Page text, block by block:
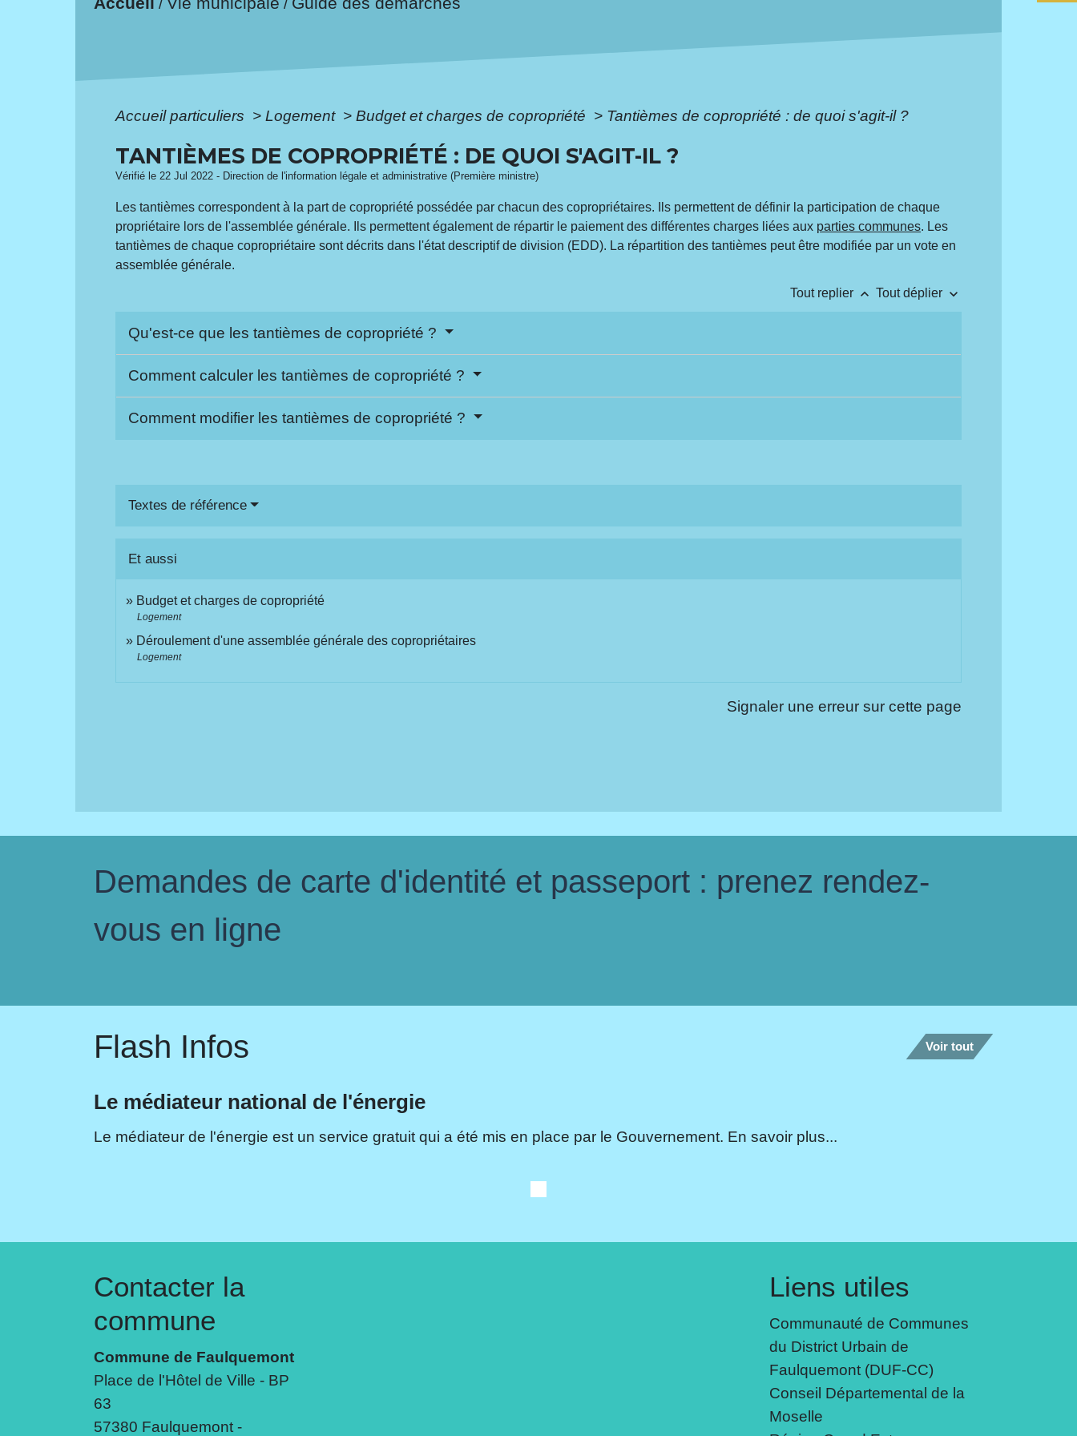
/ /
Accueil particuliers > Logement > Budget et charges de copropriété > Tantièmes de copropriété : de quoi s'agit-il ?
TANTIÈMES DE COPROPRIÉTÉ : DE QUOI S'AGIT-IL ?
Vérifié le 22 Jul 2022 - Direction de l'information légale et administrative (Première ministre)
Les tantièmes correspondent à la part de copropriété possédée par chacun des copropriétaires. Ils permettent de définir la participation de chaque
propriétaire lors de l'assemblée générale. Ils permettent également de répartir le paiement des différentes charges liées aux parties communes. Les
tantièmes de chaque copropriétaire sont décrits dans l'état descriptif de division (EDD). La répartition des tantièmes peut être modifiée par un vote en
assemblée générale.
Tout replier keyboard_arrow_up Tout déplier keyboard_arrow_down
Qu'est-ce que les tantièmes de copropriété ?
Comment calculer les tantièmes de copropriété ?
Comment modifier les tantièmes de copropriété ?
Textes de référence
Et aussi
Budget et charges de copropriété
Logement
Déroulement d'une assemblée générale des copropriétaires
Logement
Signaler une erreur sur cette page
Demandes de carte d'identité et passeport : prenez rendez-
vous en ligne
Flash Infos Voir tout
Le médiateur national de l'énergie
Le médiateur de l'énergie est un service gratuit qui a été mis en place par le Gouvernement. En savoir plus...
Contacter la
commune
Commune de Faulquemont
Place de l'Hôtel de Ville - BP
63
57380 Faulquemont -
Liens utiles
Communauté de Communes
du District Urbain de
Faulquemont (DUF-CC)
Conseil Départemental de la
Moselle